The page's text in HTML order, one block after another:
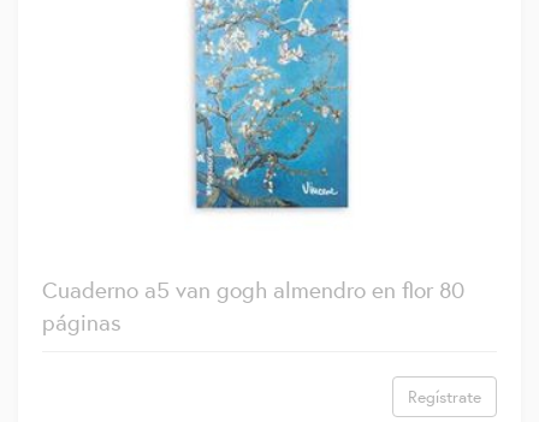
Cuaderno a5 van gogh almendro en flor 80
páginas
Regístrate